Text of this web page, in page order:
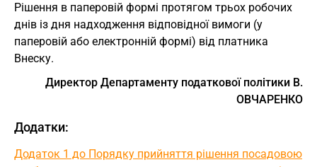
Рішення в паперовій формі протягом трьох робочих
днів із дня надходження відповідної вимоги (у
паперовій або електронній формі) від платника
Внеску.
Директор Департаменту податкової політики В.
ОВЧАРЕНКО
Додатки:
Додаток 1 до Порядку прийняття рішення посадовою